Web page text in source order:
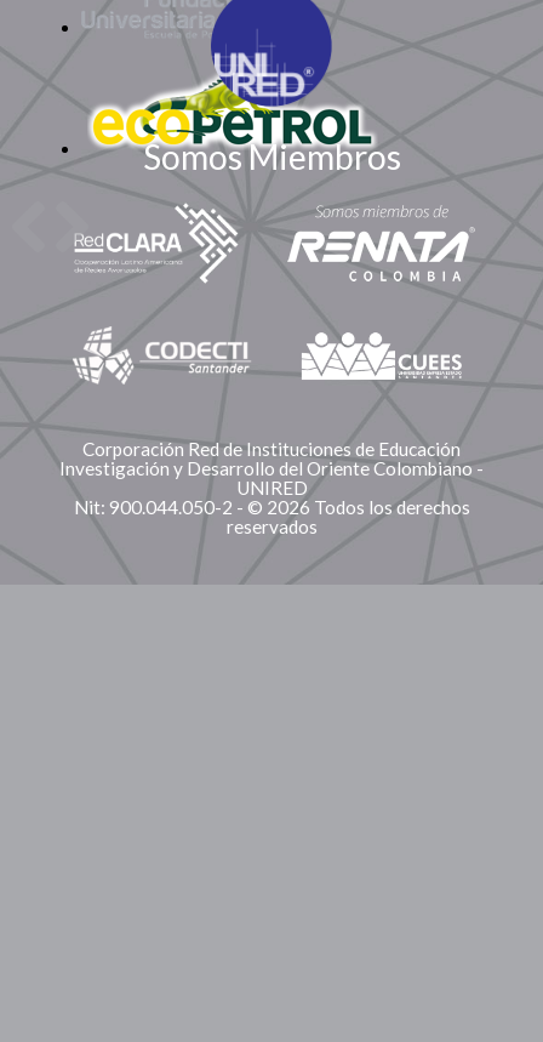
Somos Miembros
Corporación Red de Instituciones de Educación
Investigación y Desarrollo del Oriente Colombiano -
UNIRED
Nit: 900.044.050-2 - © 2026 Todos los derechos
reservados